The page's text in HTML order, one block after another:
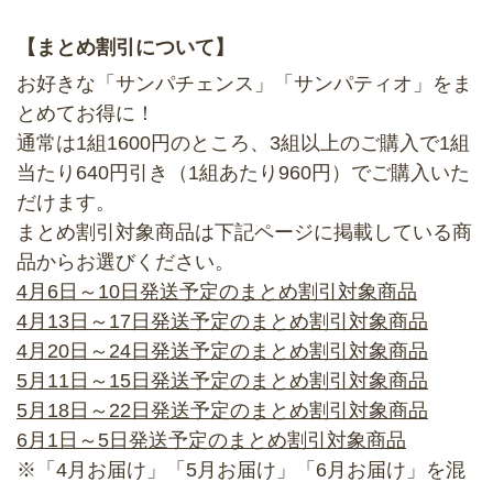
【まとめ割引について】
お好きな「サンパチェンス」「サンパティオ」をま
とめてお得に！
通常は1組1600円のところ、 3組以上のご購入で1組
当たり640円引き（1組あたり960円） でご購入いた
だけます。
まとめ割引対象商品は下記ページに掲載している商
品からお選びください。
4月6日～10日発送予定のまとめ割引対象商品
4月13日～17日発送予定のまとめ割引対象商品
4月20日～24日発送予定のまとめ割引対象商品
5月11日～15日発送予定のまとめ割引対象商品
5月18日～22日発送予定のまとめ割引対象商品
6月1日～5日発送予定のまとめ割引対象商品
※「4月お届け」「5月お届け」「6月お届け」を混